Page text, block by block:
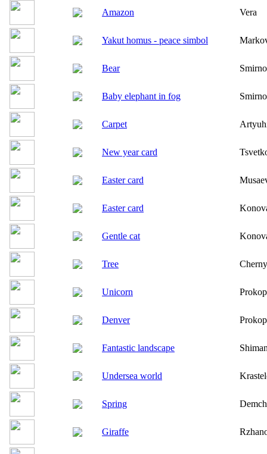
Amazon Vera
Yakut homus - peace simbol
Bear
Baby elephant in fog
Carpet
New year card
Easter card
Easter card
Gentle cat
Tree
Unicorn
Denver
Fantastic landscape
Undersea world
Spring
Giraffe